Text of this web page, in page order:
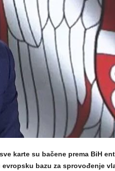
karte su bačene prema BiH
bazu za sprovođenje